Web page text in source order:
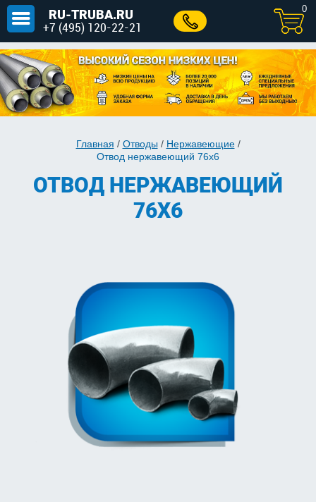
RU-TRUBA.RU
+7 (495) 120-22-21
0
Главная / Отводы / Нержавеющие/
Отвод нержавеющий 76х6
ОТВОД НЕРЖАВЕЮЩИЙ
76Х6